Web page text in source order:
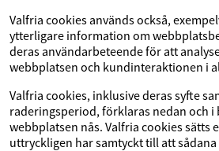
Valfria cookies används också,
ytterligare information om
deras användarbeteende för att
webbplatsen och kundinteraktionen i
Valfria cookies, inklusive deras syfte
raderingsperiod, förklaras nedan och i
webbplatsen nås. Valfria cookies sätts
uttryckligen har samtyckt till att